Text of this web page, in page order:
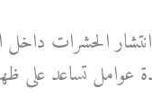
الحشرات داخل
عوامل تساعد على